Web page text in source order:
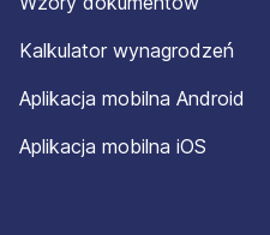
Kalkulator wynagrodzeń
Aplikacja mobilna Android
Aplikacja mobilna iOS